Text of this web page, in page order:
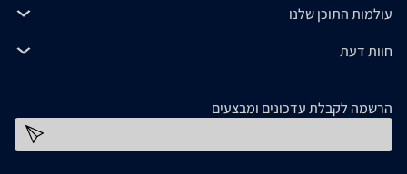
עולמות התוכן שלנו
חוות דעת
הרשמה לקבלת עדכונים ומבצעים